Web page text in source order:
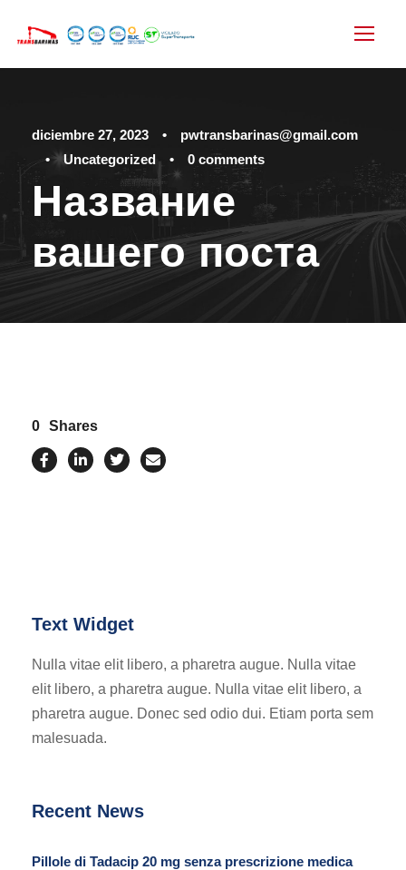
diciembre 27, 2023 •
pwtransbarinas@gmail.com
•
Uncategorized • 0 comments
Название
вашего поста
0 Shares
Text Widget
Nulla vitae elit libero, a pharetra augue. Nulla vitae
elit libero, a pharetra augue. Nulla vitae elit libero, a
pharetra augue. Donec sed odio dui. Etiam porta sem
malesuada.
Recent News
Pillole di Tadacip 20 mg senza prescrizione medica